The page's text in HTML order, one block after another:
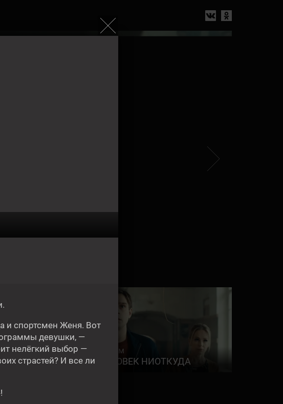
1:15 Фильм
ЧЕЛОВЕК НИОТКУДА
и спортсмен Женя. Вот
девушки, —
нелёгкий выбор —
страстей? И все ли